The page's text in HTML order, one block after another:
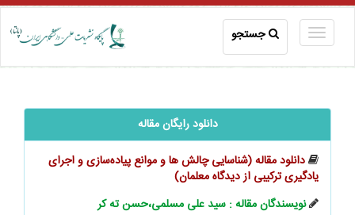
جستجو
دانلود رایگان مقاله
دانلود مقاله (شناسایی چالش ‌ها و موانع پیاده‌‌‌‌‌سازی و اجرای
یادگیری ترکیبی از دیدگاه معلمان)
نویسندگان مقاله : سید علی مسلمی،حسن ته کر